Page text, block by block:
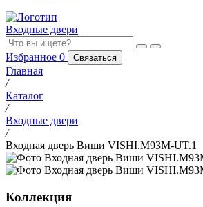
Входные двери
Избранное 0 Связаться
Главная
/
Каталог
/
Входные двери
/
Входная дверь Виши VISHI.M93M-UT.1
Коллекция